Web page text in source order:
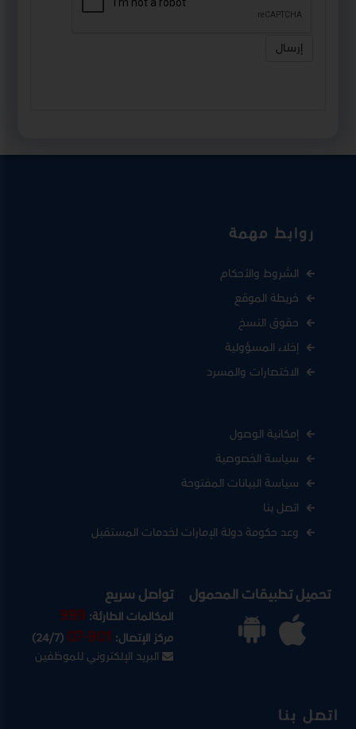
إرسال
روابط مهمة
الشروط والأحكام
خريطة الموقع
حقوق النسخ
إخلاء المسؤولية
الاختصارات والمسرد
إمكانية الوصول
سياسة الخصوصية
سياسة البيانات المفتوحة
اتصل بنا
وعد حكومة دولة الإمارات لخدمات المستقبل
تحميل تطبيقات المحمول تواصل سريع
المكالمات الطارئة:999
مركز الإتصال:07-901
(24/7)
البريد الإلكتروني للموظفين
اتصل بنا